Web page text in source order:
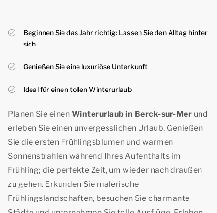
Beginnen Sie das Jahr richtig: Lassen Sie den Alltag hinter
sich
Genießen Sie eine luxuriöse Unterkunft
Ideal für einen tollen Winterurlaub
Planen Sie einen Winterurlaub in Berck-sur-Mer und
erleben Sie einen unvergesslichen Urlaub. Genießen
Sie die ersten Frühlingsblumen und warmen
Sonnenstrahlen während Ihres Aufenthalts im
Frühling; die perfekte Zeit, um wieder nach draußen
zu gehen. Erkunden Sie malerische
Frühlingslandschaften, besuchen Sie charmante